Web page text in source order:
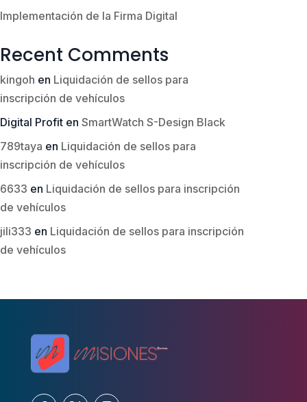
Implementación de la Firma Digital
Recent Comments
kingoh en Liquidación de sellos para
inscripción de vehículos
Digital Profit en SmartWatch S-Design Black
789taya en Liquidación de sellos para
inscripción de vehículos
6633 en Liquidación de sellos para inscripción
de vehículos
jili333 en Liquidación de sellos para inscripción
de vehículos